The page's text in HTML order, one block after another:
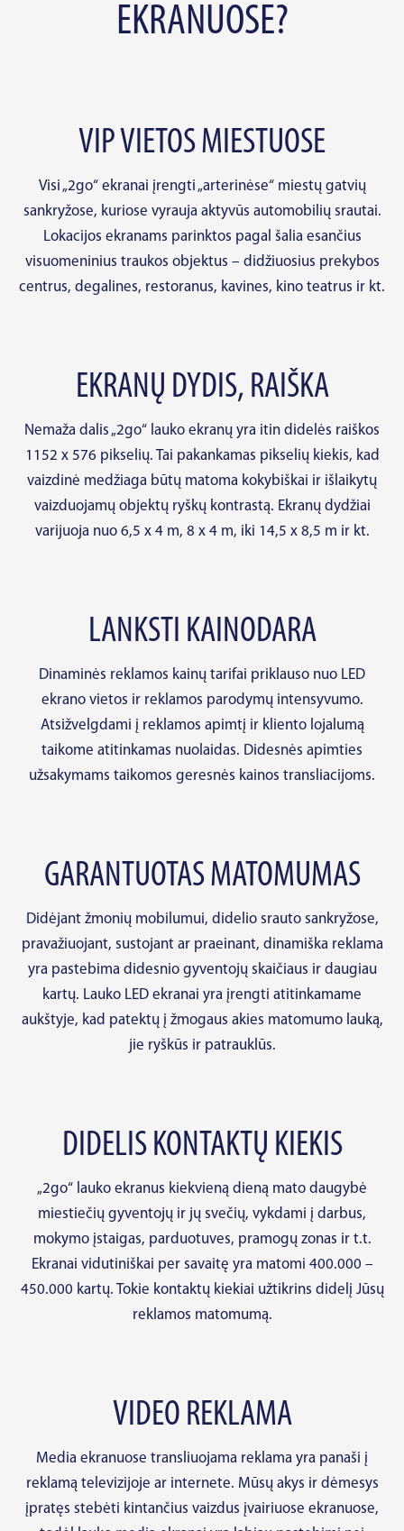
EKRANUOSE?
VIP VIETOS MIESTUOSE
Visi „2go“ ekranai įrengti „arterinėse“ miestų gatvių
sankryžose, kuriose vyrauja aktyvūs automobilių srautai.
Lokacijos ekranams parinktos pagal šalia esančius
visuomeninius traukos objektus – didžiuosius prekybos
centrus, degalines, restoranus, kavines, kino teatrus ir kt.
EKRANŲ DYDIS, RAIŠKA
Nemaža dalis „2go“ lauko ekranų yra itin didelės raiškos
1152 x 576 pikselių. Tai pakankamas pikselių kiekis, kad
vaizdinė medžiaga būtų matoma kokybiškai ir išlaikytų
vaizduojamų objektų ryškų kontrastą. Ekranų dydžiai
varijuoja nuo 6,5 x 4 m, 8 x 4 m, iki 14,5 x 8,5 m ir kt.
LANKSTI KAINODARA
Dinaminės reklamos kainų tarifai priklauso nuo LED
ekrano vietos ir reklamos parodymų intensyvumo.
Atsižvelgdami į reklamos apimtį ir kliento lojalumą
taikome atitinkamas nuolaidas. Didesnės apimties
užsakymams taikomos geresnės kainos transliacijoms.
GARANTUOTAS MATOMUMAS
Didėjant žmonių mobilumui, didelio srauto sankryžose,
pravažiuojant, sustojant ar praeinant, dinamiška reklama
yra pastebima didesnio gyventojų skaičiaus ir daugiau
kartų. Lauko LED ekranai yra įrengti atitinkamame
aukštyje, kad patektų į žmogaus akies matomumo lauką,
jie ryškūs ir patrauklūs.
DIDELIS KONTAKTŲ KIEKIS
„2go“ lauko ekranus kiekvieną dieną mato daugybė
miestiečių gyventojų ir jų svečių, vykdami į darbus,
mokymo įstaigas, parduotuves, pramogų zonas ir t.t.
Ekranai vidutiniškai per savaitę yra matomi 400.000 –
450.000 kartų. Tokie kontaktų kiekiai užtikrins didelį Jūsų
reklamos matomumą.
VIDEO REKLAMA
Media ekranuose transliuojama reklama yra panaši į
reklamą televizijoje ar internete. Mūsų akys ir dėmesys
įpratęs stebėti kintančius vaizdus įvairiuose ekranuose,